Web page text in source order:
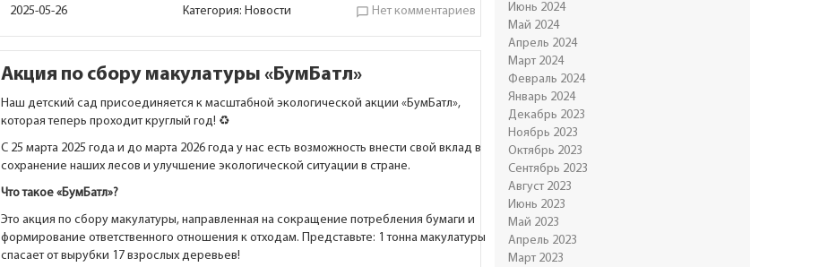
2025-05-26
Категория:Новости chat_bubble_outline Нет комментариев
Акция по сбору макулатуры «БумБатл»
Наш детский сад присоединяется к масштабной экологической акции «БумБатл»,
которая теперь проходит круглый год! ♻️
С 25 марта 2025 года и до марта 2026 года у нас есть возможность внести свой вклад в
сохранение наших лесов и улучшение экологической ситуации в стране.
Что такое «БумБатл»?
Это акция по сбору макулатуры, направленная на сокращение потребления бумаги и
формирование ответственного отношения к отходам. Представьте: 1 тонна макулатуры
спасает от вырубки 17 взрослых деревьев!
Июнь 2024
Май 2024
Апрель 2024
Март 2024
Февраль 2024
Январь 2024
Декабрь 2023
Ноябрь 2023
Октябрь 2023
Сентябрь 2023
Август 2023
Июнь 2023
Май 2023
Апрель 2023
Март 2023